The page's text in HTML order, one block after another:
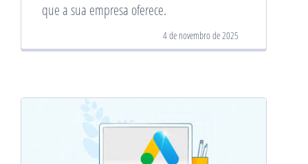
que a sua empresa oferece.
4 de novembro de 2025